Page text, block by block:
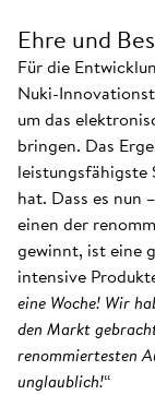
Ehre und
Für die
Nuki-
um das
bringen. Das
leistungsfähigste
hat. Dass es nun
einen der
gewinnt, ist eine
intensive
eine Woche! Wir
den Markt
renommiertesten
unglaublich!“